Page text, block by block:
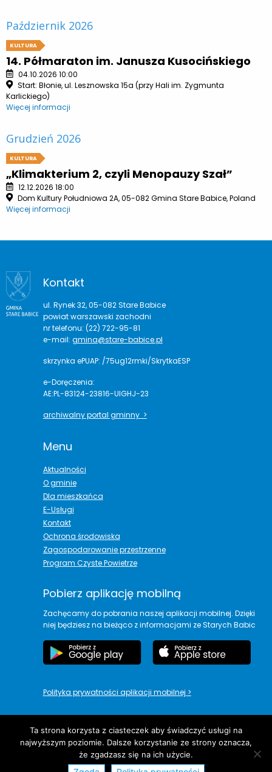
Październik 2026
KULTURA
14. Półmaraton im. Janusza Kusocińskiego
04.10.2026 10:00
Start: Błonie, ul. Lesznowska 15a (przy Hali im. Zygmunta
Karlickiego)
Więcej informacji
Grudzień 2026
KULTURA
„Klimakterium 2, czyli Menopauzy Szał”
12.12.2026 18:00
Dom Kultury Południowa 2A, 05-082 Gmina Stare Babice, Poland
Więcej informacji
Kontakt
ul. Rynek 32, 05-082 Stare Babice
powiat warszawski zachodni
nr telefonu: (22) 722-95-81
e-mail: gmina@stare-babice.pl
skrzynka ePUAP: /75ug12rmki/SkrytkaESP
e-Doręczenia:
AE:PL-83124-23816-UIGHJ-23
archiwalny portal gminny >
Menu
Aktualności
O gminie
Dla mieszkańca
E-Usługi
Kontakt
Ochrona środowiska
Zagospodarowanie przestrzenne
Program Czyste Powietrze
Pobierz aplikację mobilną
Zachęcamy do pobrania naszej aplikacji mobilnej. Dzięki
niej będziesz na bieżąco z informacjami ze Starych Babic
Polityka prywatności aplikacji mobilnej >
copyright© Urząd Gminy Stare Babice
Ta strona korzysta z ciasteczek aby świadczyć usługi na
najwyższym poziomie. Dalsze korzystanie ze strony oznacza,
że zgadzasz się na ich użycie.